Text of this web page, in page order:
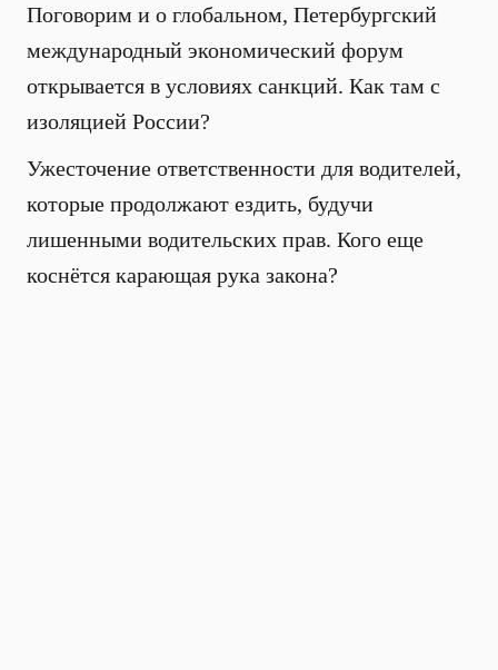
Поговорим и о глобальном, Петербургский
международный экономический форум
открывается в условиях санкций. Как там с
изоляцией России?
Ужесточение ответственности для водителей,
которые продолжают ездить, будучи
лишенными водительских прав. Кого еще
коснётся карающая рука закона?